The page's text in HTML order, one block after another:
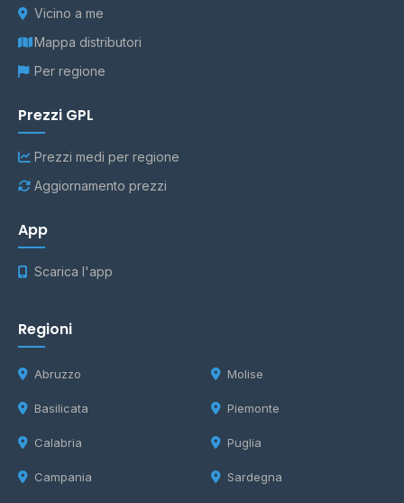
Vicino a me
Mappa distributori
Per regione
Prezzi GPL
Prezzi medi per regione
Aggiornamento prezzi
App
Scarica l'app
Regioni
Abruzzo
Basilicata
Calabria
Campania
Molise
Piemonte
Puglia
Sardegna